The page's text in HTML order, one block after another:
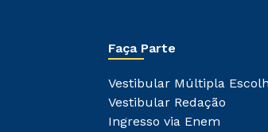
Faça Parte
Vestibular Múltipla
Vestibular Redação
Ingresso via Enem